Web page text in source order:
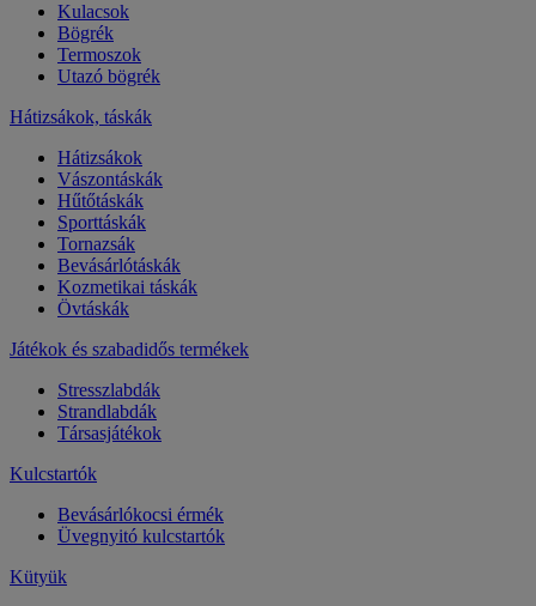
Kulacsok
Bögrék
Termoszok
Utazó bögrék
Hátizsákok, táskák
Hátizsákok
Vászontáskák
Hűtőtáskák
Sporttáskák
Tornazsák
Bevásárlótáskák
Kozmetikai táskák
Övtáskák
Játékok és szabadidős termékek
Stresszlabdák
Strandlabdák
Társasjátékok
Kulcstartók
Bevásárlókocsi érmék
Üvegnyitó kulcstartók
Kütyük